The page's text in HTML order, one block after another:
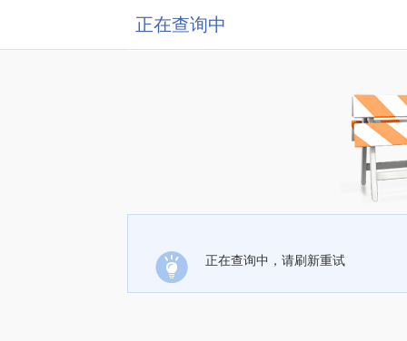
正在查询中
正在查询中，请刷新重试